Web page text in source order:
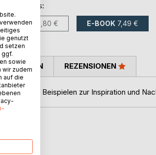
erhältlich als:
BUCH 18,80 € E-BOOK 7,49 €
mit vielen Beispielen zur Inspiration und
REZENSIONEN
genutzt
setzen
ggf.
sowie
wir zudem
auf die